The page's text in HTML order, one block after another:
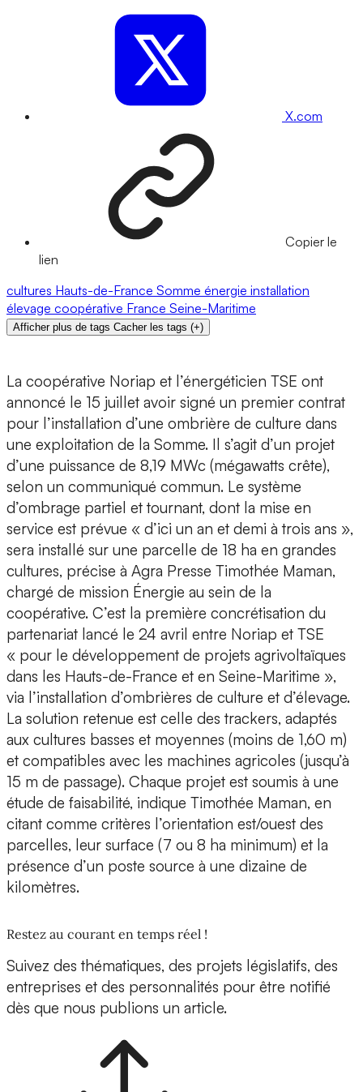
X.com
Copier le
lien
cultures Hauts-de-France Somme énergie installation
élevage coopérative France Seine-Maritime
Afficher plus de tags Cacher les tags (+)
La coopérative Noriap et l’énergéticien TSE ont
annoncé le 15 juillet avoir signé un premier contrat
pour l’installation d’une ombrière de culture dans
une exploitation de la Somme. Il s’agit d’un projet
d’une puissance de 8,19 MWc (mégawatts crête),
selon un communiqué commun. Le système
d’ombrage partiel et tournant, dont la mise en
service est prévue « d’ici un an et demi à trois ans »,
sera installé sur une parcelle de 18 ha en grandes
cultures, précise à Agra Presse Timothée Maman,
chargé de mission Énergie au sein de la
coopérative. C’est la première concrétisation du
partenariat lancé le 24 avril entre Noriap et TSE
« pour le développement de projets agrivoltaïques
dans les Hauts-de-France et en Seine-Maritime »,
via l’installation d’ombrières de culture et d’élevage.
La solution retenue est celle des trackers, adaptés
aux cultures basses et moyennes (moins de 1,60 m)
et compatibles avec les machines agricoles (jusqu’à
15 m de passage). Chaque projet est soumis à une
étude de faisabilité, indique Timothée Maman, en
citant comme critères l’orientation est/ouest des
parcelles, leur surface (7 ou 8 ha minimum) et la
présence d’un poste source à une dizaine de
kilomètres.
Restez au courant en temps réel !
Suivez des thématiques, des projets législatifs, des
entreprises et des personnalités pour être notifié
dès que nous publions un article.